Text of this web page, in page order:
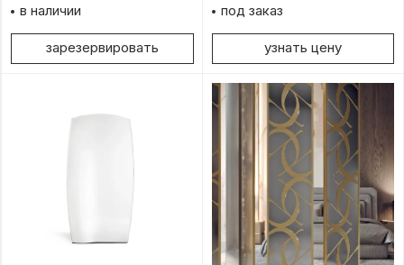
в наличии
зарезервировать
под заказ
узнать цену